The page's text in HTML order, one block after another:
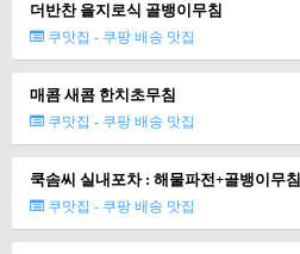
더반찬 을지로식 골뱅이무침
쿠맛집 - 쿠팡 배송 맛집
매콤 새콤 한치초무침
쿠맛집 - 쿠팡 배송 맛집
쿡솜씨 실내포차 : 해물파전+골뱅이무침
쿠맛집 - 쿠팡 배송 맛집